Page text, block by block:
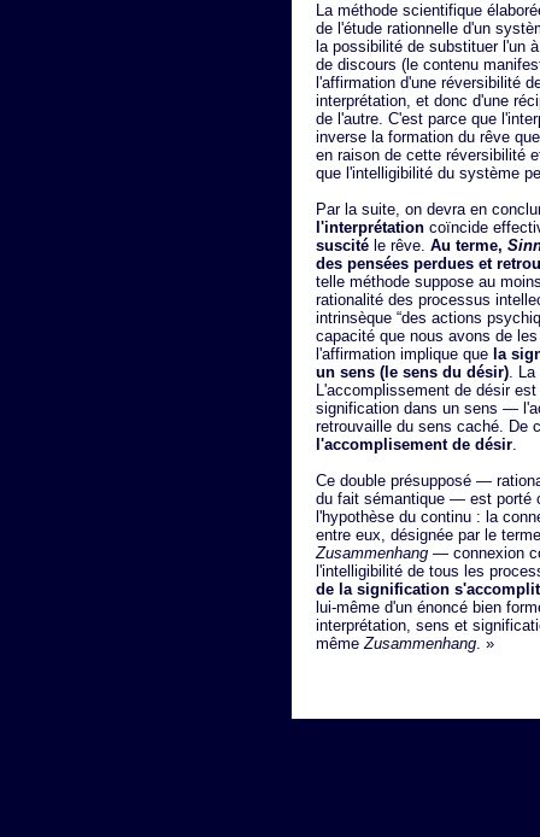
La méthode scientifique
de l'étude rationnelle d'un
la possibilité de substituer l'un
de discours (le contenu
l'affirmation d'une réversibilité
interprétation, et donc d'une
de l'autre. C'est parce que
inverse la formation du rêve
en raison de cette réversibilité
que l'intelligibilité du système
Par la suite, on devra en
l'interprétation coïncide
suscité le rêve. Au terme,
des pensées perdues et
telle méthode suppose au
rationalité des processus
intrinsèque “des actions
capacité que nous avons de
l'affirmation implique que la
un sens (le sens du désir). La
L'accomplissement de désir
signification dans un sens —
retrouvaille du sens caché. De
l'accomplisement de désir.
Ce double présupposé —
du fait sémantique — est porté
l'hypothèse du continu : la
entre eux, désignée par le
Zusammenhang — connexion
l'intelligibilité de tous les
de la signification
lui-même d'un énoncé bien
interprétation, sens et
mêmeZusammenhang. »